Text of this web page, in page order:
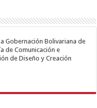
Gobernación Bolivariana de
de Comunicación e
de Diseño y Creación